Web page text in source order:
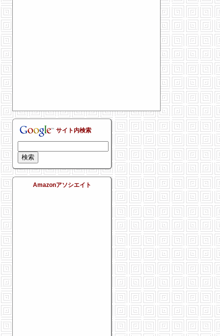
サイト内検索
Amazonアソシエイト